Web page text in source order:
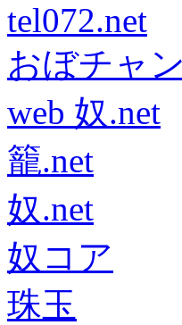
tel072.net
おぼチャ
web 奴.net
籠.net
奴.net
奴コア
珠玉